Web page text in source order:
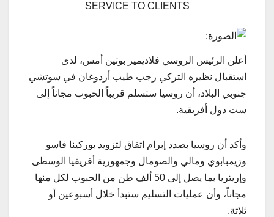
SERVICE TO CLIENTS
أعلن الرئيس الروسي فلاديمير بوتين أمس، لدى
استقبال نظيره التركي رجب طيب أردوغان في سوتشي
جنوبي البلاد، أن روسيا ستسلم قريباً الحبوب مجاناً إلى
ست دول أفريقية.
وأكد أن روسيا بصدد إبرام اتفاق لتزويد بوركينا فاسو
وزيمبابوي ومالي والصومال وجمهورية أفريقيا الوسطى
وإريتريا بما يصل إلى 50 ألف طن من الحبوب لكل منها
مجاناً، وأن عمليات التسليم ستبدأ خلال أسبوعين أو
ثلاثة.